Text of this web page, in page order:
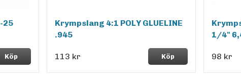
25
Köp
Krympslang 4:1 POLY GLUELINE
.945
113 kr Köp
1/4"
98 kr